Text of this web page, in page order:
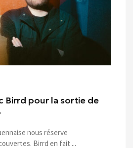
Birrd pour la sortie de
nous réserve
Birrd en fait ...